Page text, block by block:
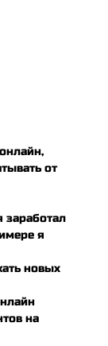
от
заработал
я
новых
на